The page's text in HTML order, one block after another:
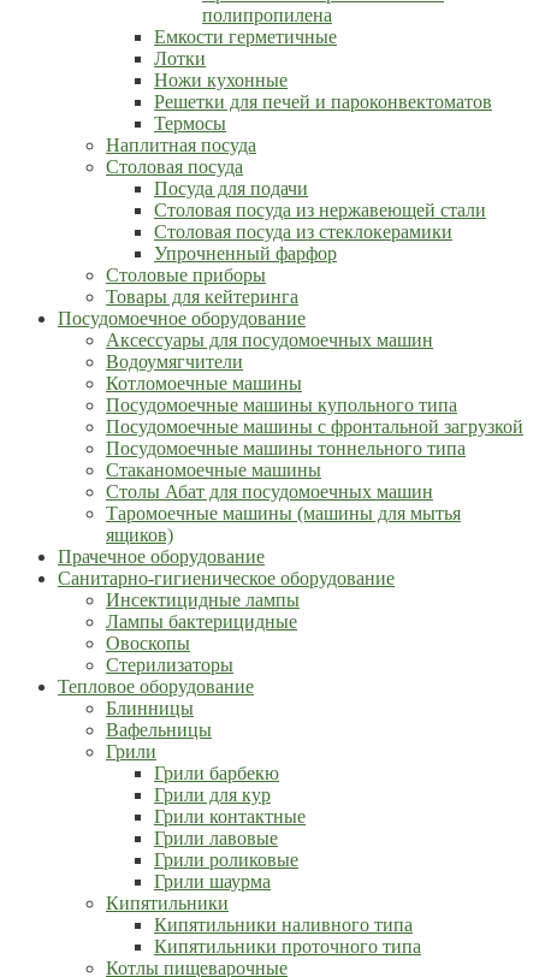
полипропилена
Емкости герметичные
Лотки
Ножи кухонные
Решетки для печей и пароконвектоматов
Термосы
Наплитная посуда
Столовая посуда
Посуда для подачи
Столовая посуда из нержавеющей стали
Столовая посуда из стеклокерамики
Упрочненный фарфор
Столовые приборы
Товары для кейтеринга
Посудомоечное оборудование
Аксессуары для посудомоечных машин
Водоумягчители
Котломоечные машины
Посудомоечные машины купольного типа
Посудомоечные машины с фронтальной загрузкой
Посудомоечные машины тоннельного типа
Стаканомоечные машины
Столы Абат для посудомоечных машин
Таромоечные машины (машины для мытья
ящиков)
Прачечное оборудование
Санитарно-гигиеническое оборудование
Инсектицидные лампы
Лампы бактерицидные
Овоскопы
Стерилизаторы
Тепловое оборудование
Блинницы
Вафельницы
Грили
Грили барбекю
Грили для кур
Грили контактные
Грили лавовые
Грили роликовые
Грили шаурма
Кипятильники
Кипятильники наливного типа
Кипятильники проточного типа
Котлы пищеварочные